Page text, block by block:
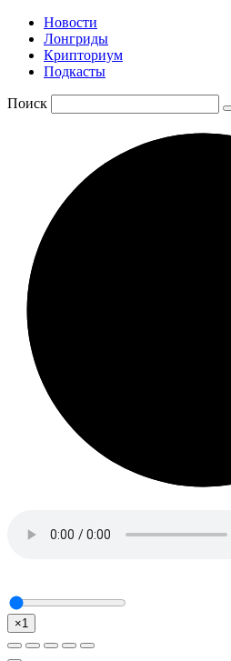
Новости
Лонгриды
Крипториум
Подкасты
Поиск
×1